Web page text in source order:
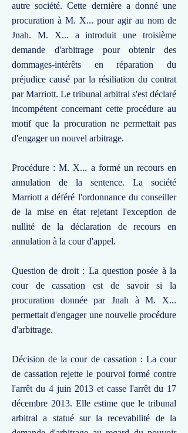
autre société. Cette dernière a donné une
procuration à M. X... pour agir au nom de
Jnah. M. X... a introduit une troisième
demande d'arbitrage pour obtenir des
dommages-intérêts en réparation du
préjudice causé par la résiliation du contrat
par Marriott. Le tribunal arbitral s'est déclaré
incompétent concernant cette procédure au
motif que la procuration ne permettait pas
d'engager un nouvel arbitrage.
Procédure : M. X... a formé un recours en
annulation de la sentence. La société
Marriott a déféré l'ordonnance du conseiller
de la mise en état rejetant l'exception de
nullité de la déclaration de recours en
annulation à la cour d'appel.
Question de droit : La question posée à la
cour de cassation est de savoir si la
procuration donnée par Jnah à M. X...
permettait d'engager une nouvelle procédure
d'arbitrage.
Décision de la cour de cassation : La cour
de cassation rejette le pourvoi formé contre
l'arrêt du 4 juin 2013 et casse l'arrêt du 17
décembre 2013. Elle estime que le tribunal
arbitral a statué sur la recevabilité de la